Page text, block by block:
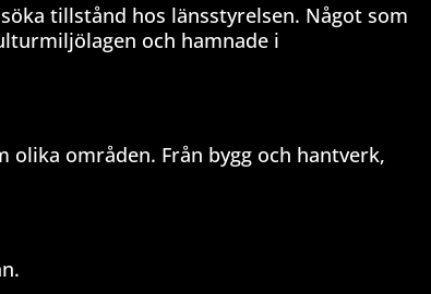
tillstånd hos länsstyrelsen. Något som
och hamnade i
områden. Från bygg och hantverk,